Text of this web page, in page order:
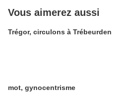
Vous aimerez aussi
Trégor, circulons à Trébeurden
mot, gynocentrisme